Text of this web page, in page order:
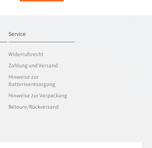
Service
Widerrufsrecht
Zahlung und Versand
Hinweise zur
Batterieentsorgung
Hinweise zur Verpackung
Retoure/Rückversand